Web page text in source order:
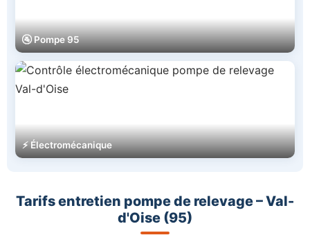
🚰 Pompe 95
⚡ Électromécanique
Tarifs entretien pompe de relevage – Val-
d'Oise (95)